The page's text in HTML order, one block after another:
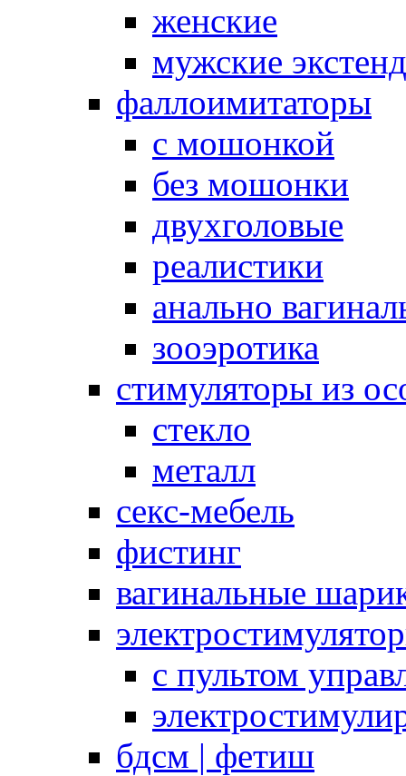
женские
мужские
фаллоимитаторы
с мошонкой
без мошонки
двухголовые
реалистики
анально
зооэротика
стимуляторы из
стекло
металл
секс-мебель
фистинг
вагинальные
с пультом
бдсм | фетиш